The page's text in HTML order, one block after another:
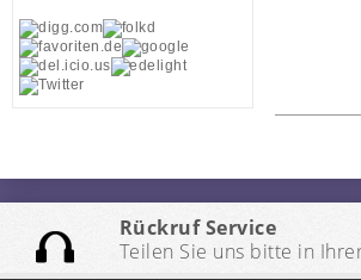
•
Rückruf Service
Teilen Sie uns bitte in